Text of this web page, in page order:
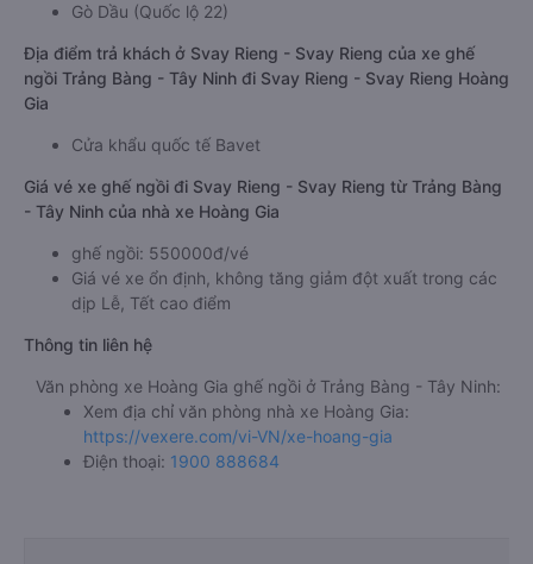
Gò Dầu (Quốc lộ 22)
Địa điểm trả khách ở Svay Rieng - Svay Rieng của xe ghế
ngồi Trảng Bàng - Tây Ninh đi Svay Rieng - Svay Rieng Hoàng
Gia
Cửa khẩu quốc tế Bavet
Giá vé xe ghế ngồi đi Svay Rieng - Svay Rieng từ Trảng Bàng
- Tây Ninh của nhà xe Hoàng Gia
ghế ngồi: 550000đ/vé
Giá vé xe ổn định, không tăng giảm đột xuất trong các
dịp Lễ, Tết cao điểm
Thông tin liên hệ
Văn phòng xe Hoàng Gia ghế ngồi ở Trảng Bàng - Tây Ninh:
Xem địa chỉ văn phòng nhà xe Hoàng Gia:
https://vexere.com/vi-VN/xe-hoang-gia
Điện thoại: 1900 888684